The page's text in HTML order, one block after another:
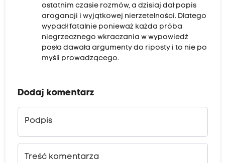
ostatnim czasie rozmów, a dzisiaj dał popis
arogancji i wyjątkowej nierzetelności. Dlatego
wypadł fatalnie ponieważ każda próba
niegrzecznego wkraczania w wypowiedź
posła dawała argumenty do riposty i to nie po
myśli prowadzącego.
Dodaj komentarz
Podpis
Treść komentarza